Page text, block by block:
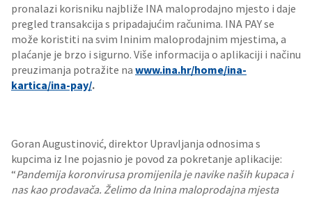
pronalazi korisniku najbliže INA maloprodajno mjesto i daje
pregled transakcija s pripadajućim računima. INA PAY se
može koristiti na svim Ininim maloprodajnim mjestima, a
plaćanje je brzo i sigurno. Više informacija o aplikaciji i načinu
preuzimanja potražite na www.ina.hr/home/ina-
kartica/ina-pay/.
Goran Augustinović, direktor Upravljanja odnosima s
kupcima iz Ine pojasnio je povod za pokretanje aplikacije:
“Pandemija koronvirusa promijenila je navike naših kupaca i
nas kao prodavača. Želimo da Inina maloprodajna mjesta